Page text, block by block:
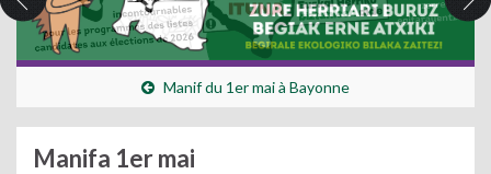
Manif du 1er mai à Bayonne
Manifa 1er mai